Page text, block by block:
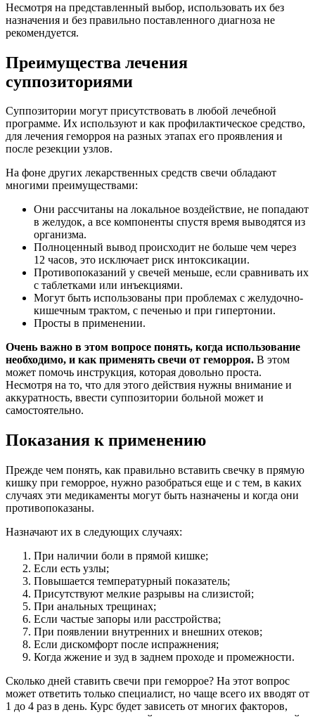
Несмотря на представленный выбор, использовать их без
назначения и без правильно поставленного диагноза не
рекомендуется.
Преимущества лечения
суппозиториями
Суппозитории могут присутствовать в любой лечебной
программе. Их используют и как профилактическое средство,
для лечения геморроя на разных этапах его проявления и
после резекции узлов.
На фоне других лекарственных средств свечи обладают
многими преимуществами:
Они рассчитаны на локальное воздействие, не попадают
в желудок, а все компоненты спустя время выводятся из
организма.
Полноценный вывод происходит не больше чем через
12 часов, это исключает риск интоксикации.
Противопоказаний у свечей меньше, если сравнивать их
с таблетками или инъекциями.
Могут быть использованы при проблемах с желудочно-
кишечным трактом, с печенью и при гипертонии.
Просты в применении.
Очень важно в этом вопросе понять, когда использование
необходимо, и как применять свечи от геморроя. В этом
может помочь инструкция, которая довольно проста.
Несмотря на то, что для этого действия нужны внимание и
аккуратность, ввести суппозитории больной может и
самостоятельно.
Показания к применению
Прежде чем понять, как правильно вставить свечку в прямую
кишку при геморрое, нужно разобраться еще и с тем, в каких
случаях эти медикаменты могут быть назначены и когда они
противопоказаны.
Назначают их в следующих случаях:
При наличии боли в прямой кишке;
Если есть узлы;
Повышается температурный показатель;
Присутствуют мелкие разрывы на слизистой;
При анальных трещинах;
Если частые запоры или расстройства;
При появлении внутренних и внешних отеков;
Если дискомфорт после испражнения;
Когда жжение и зуд в заднем проходе и промежности.
Сколько дней ставить свечи при геморрое? На этот вопрос
может ответить только специалист, но чаще всего их вводят от
1 до 4 раз в день. Курс будет зависеть от многих факторов,